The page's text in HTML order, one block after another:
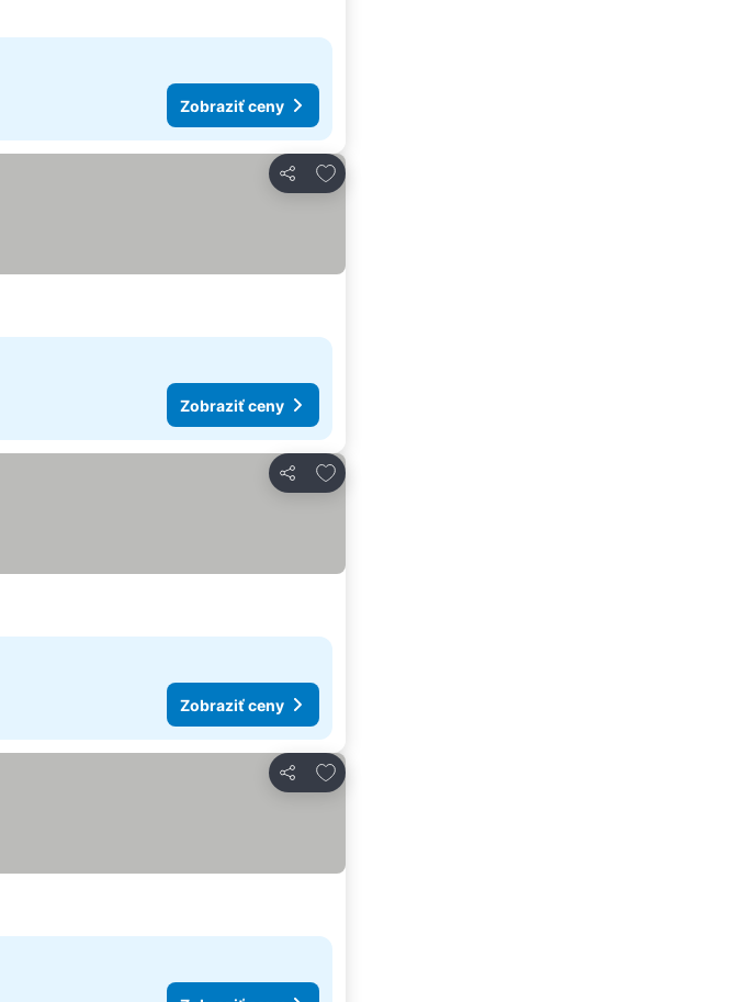
Zobraziť ceny
Zdieľať
Pridať do obľúbených
Zobraziť ceny
Zdieľať
Pridať do obľúbených
Zobraziť ceny
Zdieľať
Pridať do obľúbených